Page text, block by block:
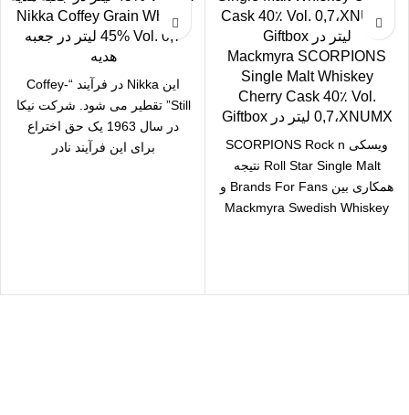
Mackmyra SCORPIONS
Single Malt Whiskey
Cherry Cask 40٪ Vol.
0,7،XNUMX لیتر در Giftbox
ویسکی SCORPIONS Rock n
Roll Star Single Malt نتیجه
همکاری بین Brands For Fans و
Mackmyra Swedish Whiskey
Nikka Coffey Grain Whisky
45% Vol. 0,7 لیتر در جعبه
هدیه
این Nikka در فرآیند “Coffey-
Still” تقطیر می شود. شرکت نیکا
در سال 1963 یک حق اختراع
برای این فرآیند نادر